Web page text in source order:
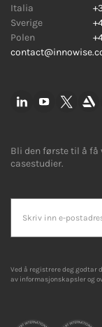
Italia
Sverige
Polen
Bli den første til å få
casestudier.
Ved å registrere deg godtar
av informasjonskapsler og